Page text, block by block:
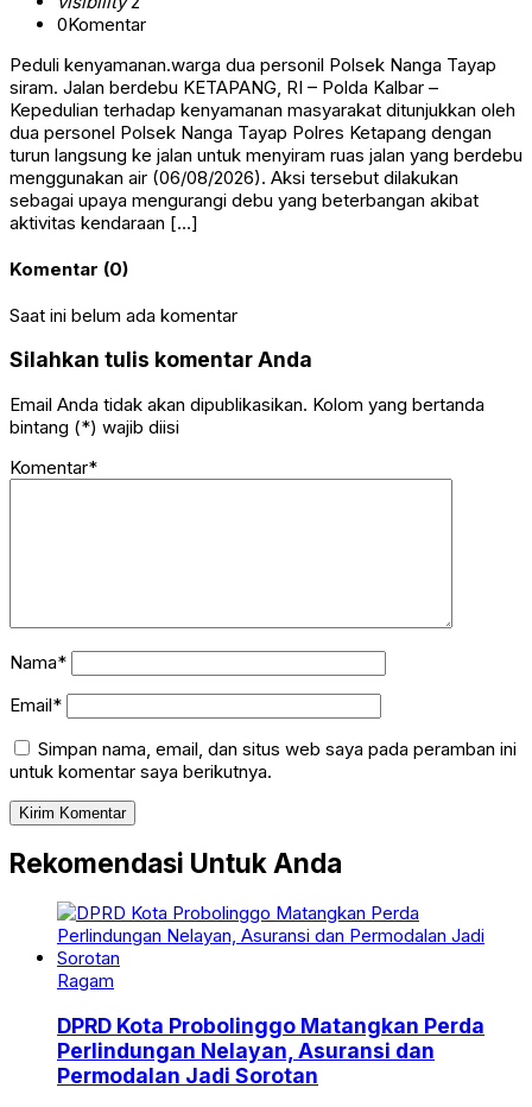
0Komentar
Peduli kenyamanan.warga dua personil Polsek Nanga Tayap
siram. Jalan berdebu KETAPANG, RI – Polda Kalbar –
Kepedulian terhadap kenyamanan masyarakat ditunjukkan oleh
dua personel Polsek Nanga Tayap Polres Ketapang dengan
turun langsung ke jalan untuk menyiram ruas jalan yang berdebu
menggunakan air (06/08/2026). Aksi tersebut dilakukan
sebagai upaya mengurangi debu yang beterbangan akibat
aktivitas kendaraan […]
Komentar (0)
Saat ini belum ada komentar
Silahkan tulis komentar Anda
Email Anda tidak akan dipublikasikan. Kolom yang bertanda
bintang (*) wajib diisi
Komentar*
Nama*
Email*
Simpan nama, email, dan situs web saya pada peramban ini
untuk komentar saya berikutnya.
Rekomendasi Untuk Anda
Ragam
DPRD Kota Probolinggo Matangkan Perda
Perlindungan Nelayan, Asuransi dan
Permodalan Jadi Sorotan